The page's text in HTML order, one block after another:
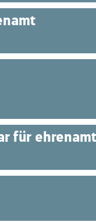
für